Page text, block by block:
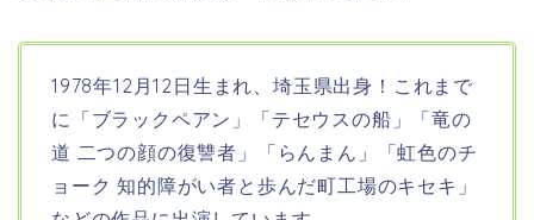
1978年12月12日生まれ、埼玉県出身！これまで
に「ブラックペアン」「テセウスの船」「竜の
道 二つの顔の復讐者」「らんまん」「虹色のチ
ョーク 知的障がい者と歩んだ町工場のキセキ」